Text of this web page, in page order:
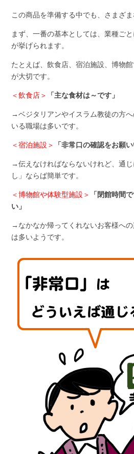
この商品を準備する中でも、さまざま
まず、一番の基本としては、業種ご
が挙げられます。
たとえば、飲食店、宿泊施設、博物
が大切です。
＜飲食店＞ 「主な食材は～です」
→ベジタリアンやイスラム教徒の方
いる職場は多いです。
＜宿泊施設＞ 「非常口の確認をお願
→伝えなければならないけれど、通
し」ならば簡単です。
＜博物館や体験型施設＞ 「閉館時間
い」
→なかなか帰ってくれないお客様へ
は多いようです。